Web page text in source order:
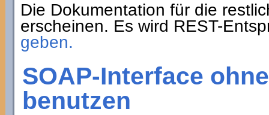
Die Dokumentation für die
erscheinen. Es wird REST-
geben.
SOAP-Interface
benutzen